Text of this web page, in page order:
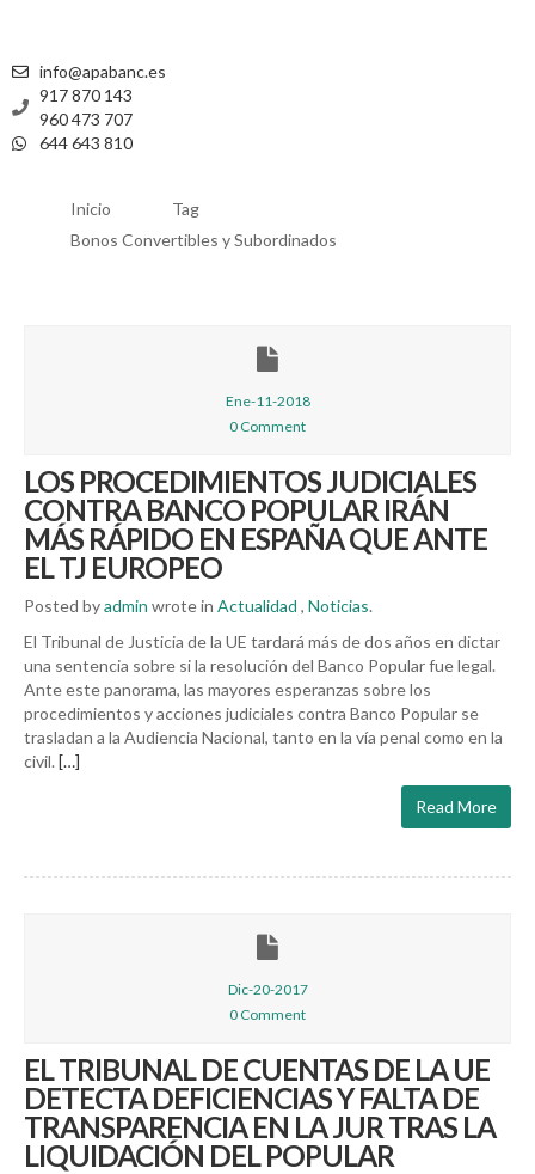
info@apabanc.es
917 870 143
960 473 707
644 643 810
Inicio
Tag
Bonos Convertibles y Subordinados
Ene-11-2018
0 Comment
LOS PROCEDIMIENTOS JUDICIALES
CONTRA BANCO POPULAR IRÁN
MÁS RÁPIDO EN ESPAÑA QUE ANTE
EL TJ EUROPEO
Posted byadmin wrote in Actualidad , Noticias.
El Tribunal de Justicia de la UE tardará más de dos años en dictar
una sentencia sobre si la resolución del Banco Popular fue legal.
Ante este panorama, las mayores esperanzas sobre los
procedimientos y acciones judiciales contra Banco Popular se
trasladan a la Audiencia Nacional, tanto en la vía penal como en la
civil. […]
Read More
Dic-20-2017
0 Comment
EL TRIBUNAL DE CUENTAS DE LA UE
DETECTA DEFICIENCIAS Y FALTA DE
TRANSPARENCIA EN LA JUR TRAS LA
LIQUIDACIÓN DEL POPULAR